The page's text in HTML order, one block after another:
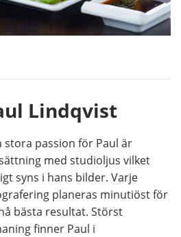
Lindqvist
stora passion för Paul är
med studioljus vilket
syns i hans bilder. Varje
planeras minutiöst för
bästa resultat. Störst
finner Paul i